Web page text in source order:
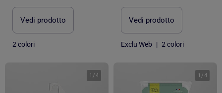
Vedi prodotto
2 colori
Vedi prodotto
Exclu Web | 2 colori
1 /4 1 /4